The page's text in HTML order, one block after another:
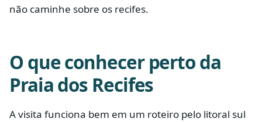
não caminhe sobre os recifes.
O que conhecer perto da
Praia dos Recifes
A visita funciona bem em um roteiro pelo litoral sul